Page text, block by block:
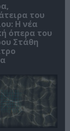
του
Η νέα
όπερα του
Στάθη